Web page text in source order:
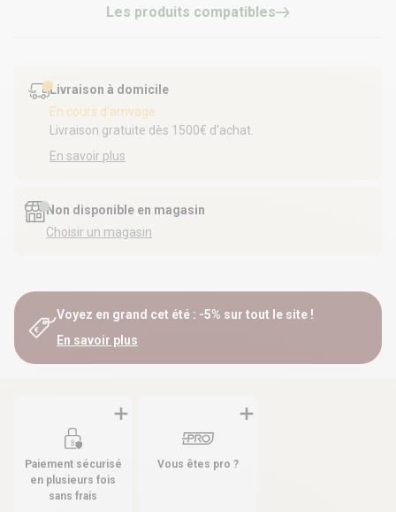
Les produits compatibles
Livraison à domicile
En cours d'arrivage
Livraison gratuite dès 1500€ d’achat.
En savoir plus
Non disponible en magasin
Choisir un magasin
Voyez en grand cet été : -5% sur tout le site !
En savoir plus
Paiement sécurisé
en plusieurs fois
sans frais
Vous êtes pro ?